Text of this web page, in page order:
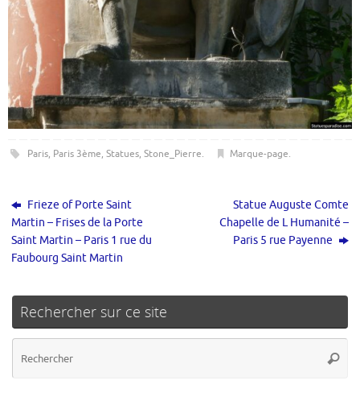
Paris, Paris 3ème, Statues, Stone_Pierre. Marque-page.
Frieze of Porte Saint
Martin – Frises de la Porte
Saint Martin – Paris 1 rue du
Faubourg Saint Martin
Statue Auguste Comte
Chapelle de L Humanité –
Paris 5 rue Payenne
Rechercher sur ce site